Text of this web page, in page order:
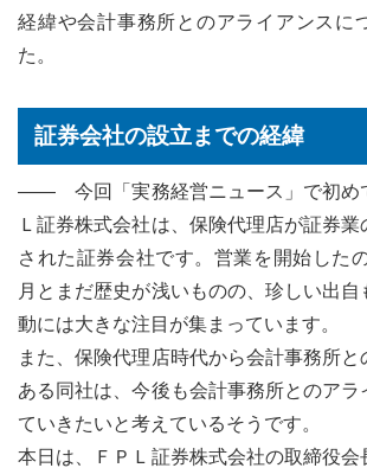
経緯や会計事務所とのアライアンスに
た。
証券会社の設立までの経緯
―― 今回「実務経営ニュース」で初め
Ｌ証券株式会社は、保険代理店が証券
された証券会社です。営業を開始した
月とまだ歴史が浅いものの、珍しい出
動には大きな注目が集まっています。
また、保険代理店時代から会計事務所
ある同社は、今後も会計事務所とのアラ
ていきたいと考えているそうです。
本日は、ＦＰＬ証券株式会社の取締役会